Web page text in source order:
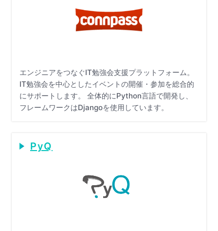
エンジニアをつなぐIT勉強会支援プラットフォーム。
IT勉強会を中心としたイベントの開催・参加を総合的
にサポートします。 全体的にPython言語で開発し、
フレームワークはDjangoを使用しています。
PyQ